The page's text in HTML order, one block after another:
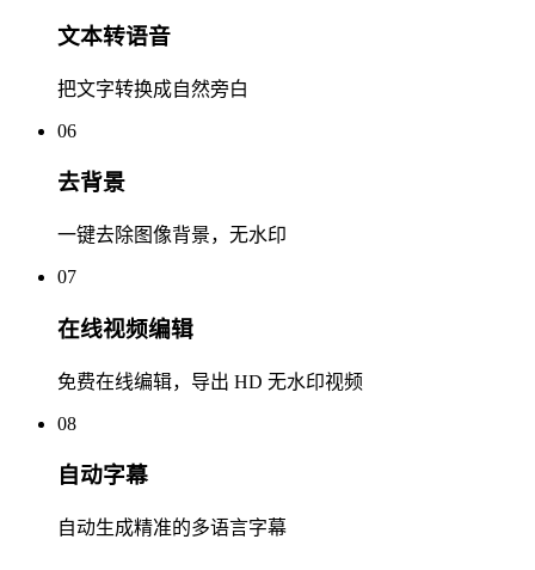
文本转语音
把文字转换成自然旁白
06
去背景
一键去除图像背景，无水印
07
在线视频编辑
免费在线编辑，导出 HD 无水印视频
08
自动字幕
自动生成精准的多语言字幕